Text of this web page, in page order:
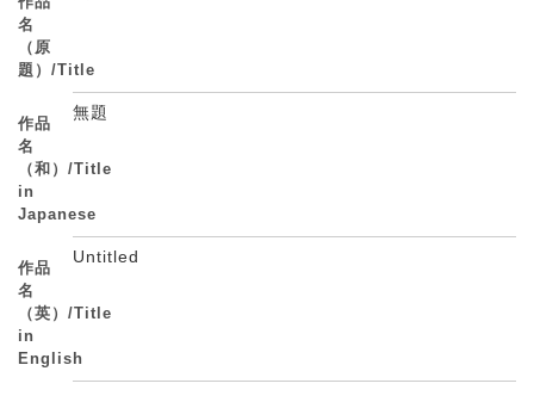
名
（原
題）/Title
作品
名
（和）/Title
in
Japanese
無題
作品
名
（英）/Title
in
English
Untitled